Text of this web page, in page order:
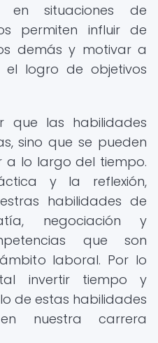
en situaciones de
permiten influir de
demás y motivar a
el logro de objetivos
que las habilidades
sino que se pueden
a lo largo del tiempo.
y la reflexión,
habilidades de
negociación y
que son
laboral. Por lo
invertir tiempo y
de estas habilidades
nuestra carrera